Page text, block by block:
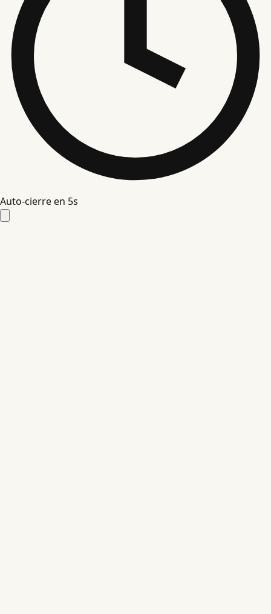
Auto-cierre en 4s